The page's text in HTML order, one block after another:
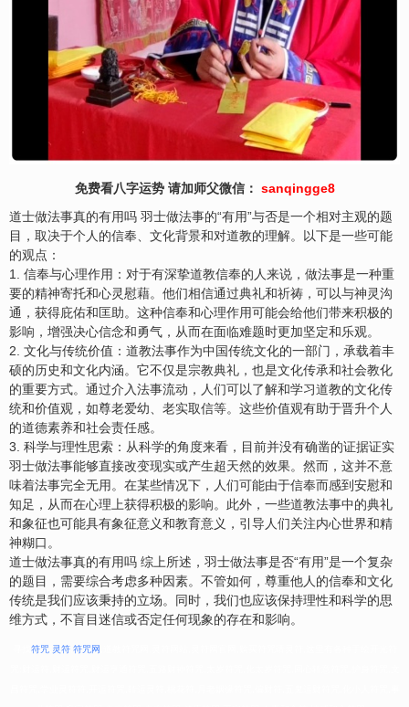
免费看八字运势 请加师父微信： sanqingge8
道士做法事真的有用吗 羽士做法事的“有用”与否是一个相对主观的题
目，取决于个人的信奉、文化背景和对道教的理解。以下是一些可能
的观点：
1. 信奉与心理作用：对于有深挚道教信奉的人来说，做法事是一种重
要的精神寄托和心灵慰藉。他们相信通过典礼和祈祷，可以与神灵沟
通，获得庇佑和匡助。这种信奉和心理作用可能会给他们带来积极的
影响，增强决心信念和勇气，从而在面临难题时更加坚定和乐观。
2. 文化与传统价值：道教法事作为中国传统文化的一部门，承载着丰
硕的历史和文化内涵。它不仅是宗教典礼，也是文化传承和社会教化
的重要方式。通过介入法事流动，人们可以了解和学习道教的文化传
统和价值观，如尊老爱幼、老实取信等。这些价值观有助于晋升个人
的道德素养和社会责任感。
3. 科学与理性思索：从科学的角度来看，目前并没有确凿的证据证实
羽士做法事能够直接改变现实或产生超天然的效果。然而，这并不意
味着法事完全无用。在某些情况下，人们可能由于信奉而感到安慰和
知足，从而在心理上获得积极的影响。此外，一些道教法事中的典礼
和象征也可能具有象征意义和教育意义，引导人们关注内心世界和精
神糊口。
道士做法事真的有用吗 综上所述，羽士做法事是否“有用”是一个复杂
的题目，需要综合考虑多种因素。不管如何，尊重他人的信奉和文化
传统是我们应该秉持的立场。同时，我们也应该保持理性和科学的思
维方式，不盲目迷信或否定任何现象的存在和影响。
符咒, 灵符, 符咒网